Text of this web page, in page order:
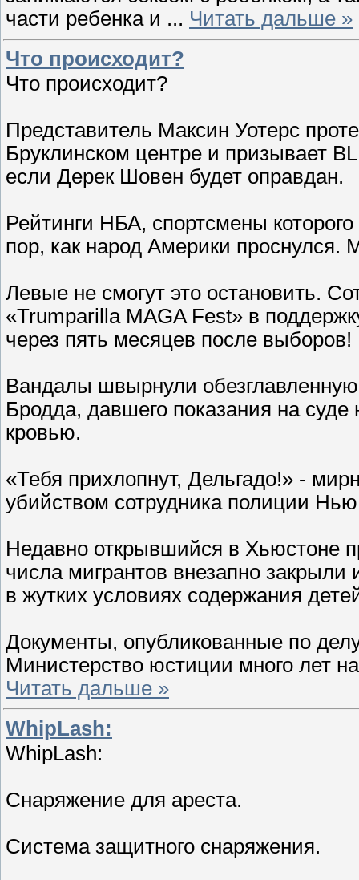
части ребенка и ... Читать дальше »
Что происходит?
Что происходит?
Представитель Максин Уотерс
Бруклинском центре и призывает
если Дерек Шовен будет оправдан.
Рейтинги НБА, спортсмены
пор, как народ Америки проснулся.
Левые не смогут это остановить.
«Trumparilla MAGA Fest» в
через пять месяцев после выборов!
Вандалы швырнули
Бродда, давшего показания на
кровью.
«Тебя прихлопнут, Дельгадо!» -
убийством сотрудника полиции
Недавно открывшийся в Хьюстоне
числа мигрантов внезапно
в жутких условиях содержания
Документы, опубликованные по
Министерство юстиции много лет
Читать дальше »
WhipLash:
WhipLash:
Снаряжение для ареста.
Система защитного снаряжения.